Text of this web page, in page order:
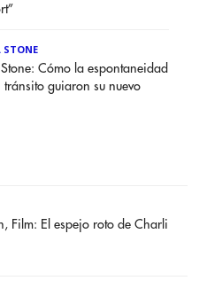
STONE
Cómo la espontaneidad
guiaron su nuevo
Film: El espejo roto de Charli